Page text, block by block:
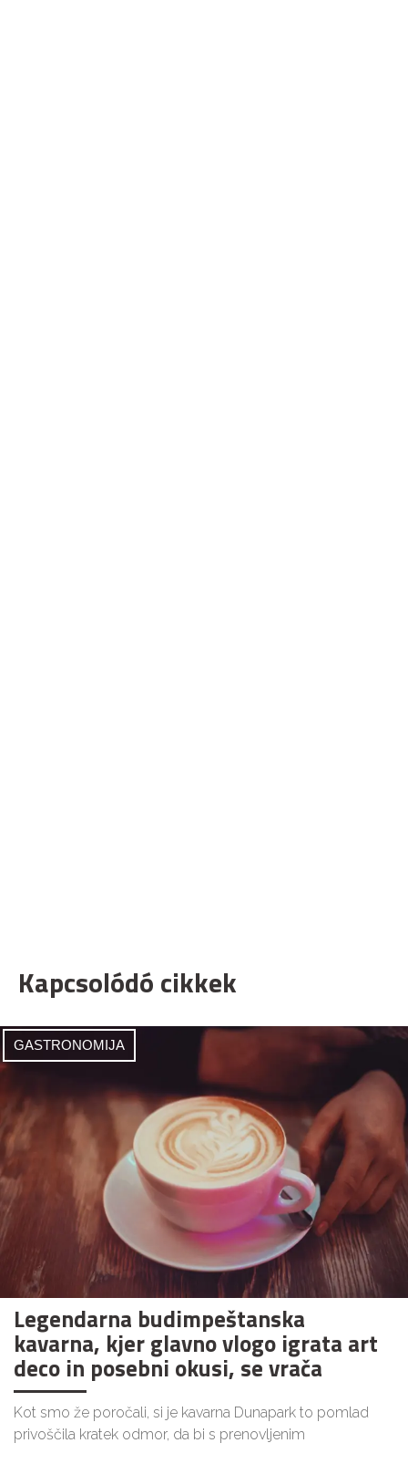
Kapcsolódó cikkek
GASTRONOMIJA
Legendarna budimpeštanska
kavarna, kjer glavno vlogo igrata art
deco in posebni okusi, se vrača
Kot smo že poročali, si je kavarna Dunapark to pomlad
privoščila kratek odmor, da bi s prenovljenim